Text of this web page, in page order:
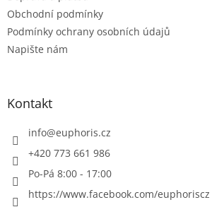
Obchodní podmínky
Podmínky ochrany osobních údajů
Napište nám
Kontakt
info@euphoris.cz
+420 773 661 986
Po-Pá 8:00 - 17:00
https://www.facebook.com/euphoriscz